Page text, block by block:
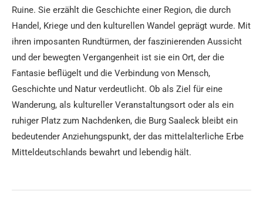
Ruine. Sie erzählt die Geschichte einer Region, die durch
Handel, Kriege und den kulturellen Wandel geprägt wurde. Mit
ihren imposanten Rundtürmen, der faszinierenden Aussicht
und der bewegten Vergangenheit ist sie ein Ort, der die
Fantasie beflügelt und die Verbindung von Mensch,
Geschichte und Natur verdeutlicht. Ob als Ziel für eine
Wanderung, als kultureller Veranstaltungsort oder als ein
ruhiger Platz zum Nachdenken, die Burg Saaleck bleibt ein
bedeutender Anziehungspunkt, der das mittelalterliche Erbe
Mitteldeutschlands bewahrt und lebendig hält.